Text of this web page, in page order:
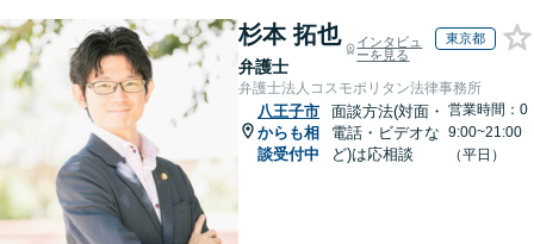
杉本 拓也
弁護士
インタビュ
ーを見る
東京都
弁護士法人コスモポリタン法律事務所
八王子市
からも相
談受付中
面談方法(対面・
電話・ビデオな
ど)は応相談
営業時間：0
9:00~21:00
（平日）